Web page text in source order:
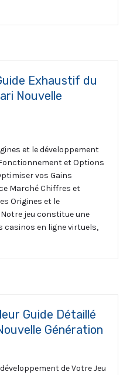
Exhaustif du
Nouvelle
et le développement
et Options
vos Gains
Marché Chiffres et
Origines et le
jeu constitue une
casinos en ligne virtuels,
Guide Détaillé
Génération
de Votre Jeu